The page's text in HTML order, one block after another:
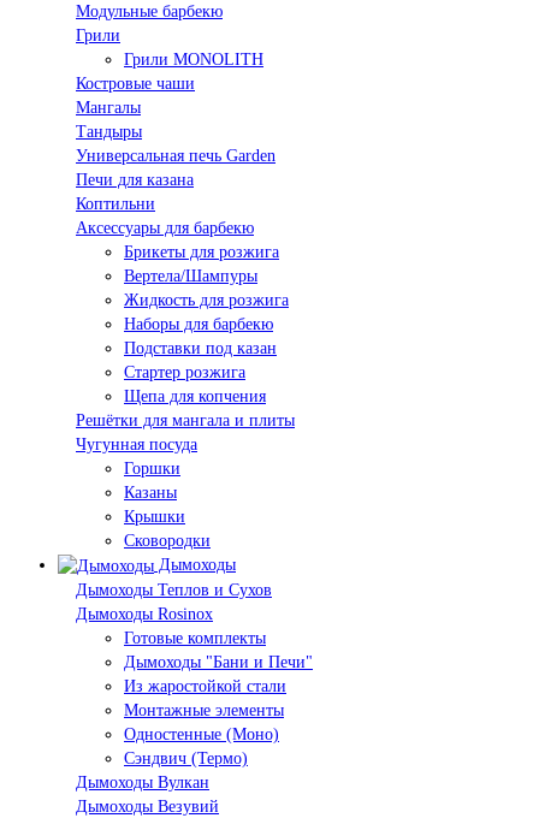
Модульные барбекю
Грили
Грили MONOLITH
Костровые чаши
Мангалы
Тандыры
Универсальная печь Garden
Печи для казана
Коптильни
Аксессуары для барбекю
Брикеты для розжига
Вертела/Шампуры
Жидкость для розжига
Наборы для барбекю
Подставки под казан
Стартер розжига
Щепа для копчения
Решётки для мангала и плиты
Чугунная посуда
Горшки
Казаны
Крышки
Сковородки
Дымоходы
Дымоходы Теплов и Сухов
Дымоходы Rosinox
Готовые комплекты
Дымоходы "Бани и Печи"
Из жаростойкой стали
Монтажные элементы
Одностенные (Моно)
Сэндвич (Термо)
Дымоходы Вулкан
Дымоходы Везувий